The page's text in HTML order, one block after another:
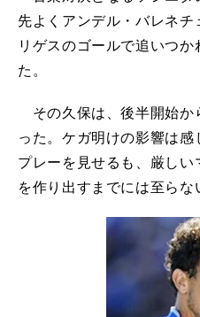
先よくアンデル・バレネ
リゲスのゴールで追いつ
た。
その久保は、後半開始か
った。ケガ明けの影響は
プレーを見せるも、厳し
を作り出すまでには至らな